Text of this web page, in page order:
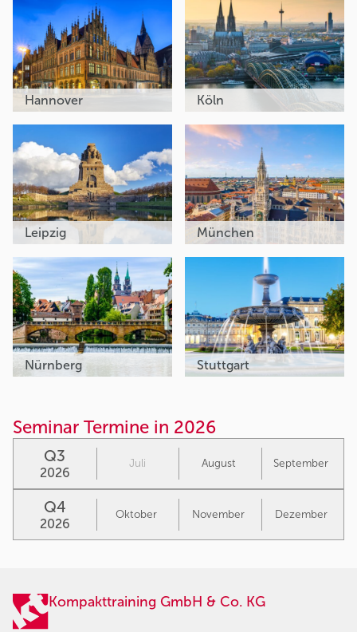
Hannover Köln
Leipzig München
Nürnberg Stuttgart
Seminar Termine in 2026
Q3
2026
Juli August September
Q4
2026
Oktober November Dezember
Kompakttraining GmbH & Co. KG